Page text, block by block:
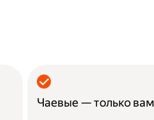
Чаевые — только вам